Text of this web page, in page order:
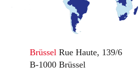
Brüssel Rue Haute, 139/6
B-1000 Brüssel